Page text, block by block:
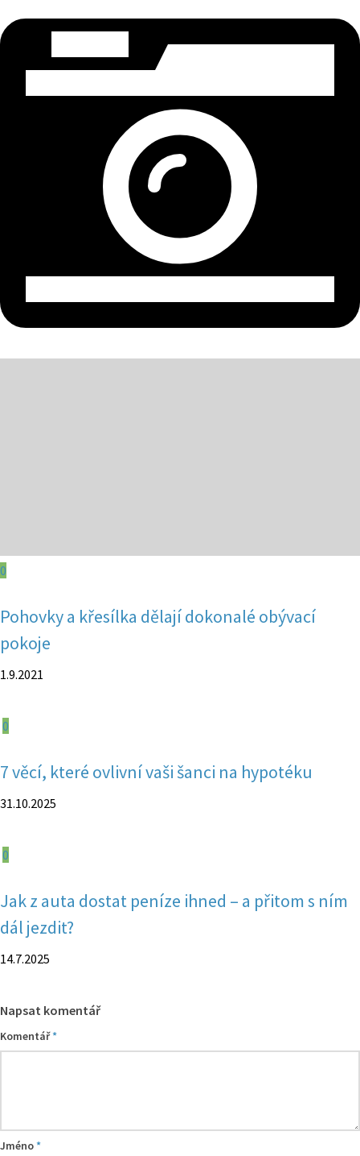
0
Pohovky a křesílka dělají dokonalé obývací
pokoje
1.9.2021
0
7 věcí, které ovlivní vaši šanci na hypotéku
31.10.2025
0
Jak z auta dostat peníze ihned – a přitom s ním
dál jezdit?
14.7.2025
Napsat komentář
Komentář*
Jméno*